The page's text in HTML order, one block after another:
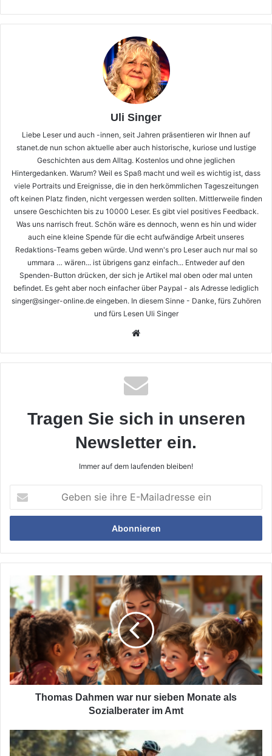
Uli Singer
Liebe Leser und auch -innen, seit Jahren präsentieren wir Ihnen auf
stanet.de nun schon aktuelle aber auch historische, kuriose und lustige
Geschichten aus dem Alltag. Kostenlos und ohne jeglichen
Hintergedanken. Warum? Weil es Spaß macht und weil es wichtig ist, dass
viele Portraits und Ereignisse, die in den herkömmlichen Tageszeitungen
oft keinen Platz finden, nicht vergessen werden sollten. Mittlerweile finden
unsere Geschichten bis zu 10000 Leser. Es gibt viel positives Feedback.
Was uns narrisch freut. Schön wäre es dennoch, wenn es hin und wider
auch eine kleine Spende für die echt aufwändige Arbeit unseres
Redaktions-Teams geben würde. Und wenn's pro Leser auch nur mal so
ummara … wären... ist übrigens ganz einfach... Entweder auf den
Spenden-Button drücken, der sich je Artikel mal oben oder mal unten
befindet. Es geht aber noch einfacher über Paypal - als Adresse lediglich
singer@singer-online.de eingeben. In diesem Sinne - Danke, fürs Zuhören
und fürs Lesen Uli Singer
Tragen Sie sich in unseren
Newsletter ein.
Immer auf dem laufenden bleiben!
sie
ihre
Mailadresse
ein
Thomas
Dahmen
war
nur
sieben
Monate
als
Sozialberater
im
Thomas Dahmen war nur sieben Monate als
Sozialberater im Amt
Dreister
Fahrraddieb